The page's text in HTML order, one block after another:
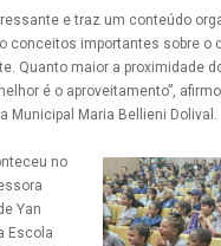
e traz um conteúdo
conceitos importantes sobre o
Quanto maior a proximidade
é o aproveitamento”,
Municipal Maria Bellieni Dolival.
no
Yan
Escola